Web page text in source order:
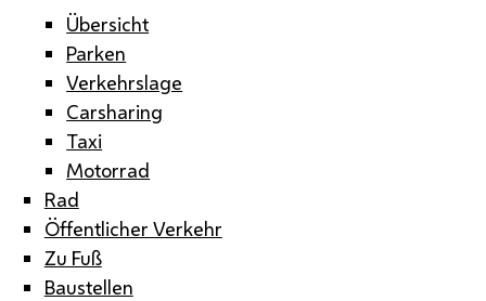
Übersicht
Parken
Verkehrslage
Carsharing
Taxi
Motorrad
Rad
Öffentlicher Verkehr
Zu Fuß
Baustellen